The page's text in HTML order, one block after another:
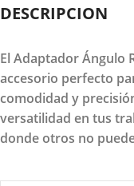
DESCRIPCION
El Adaptador Ángulo
accesorio perfecto
comodidad y
versatilidad en tus
donde otros no